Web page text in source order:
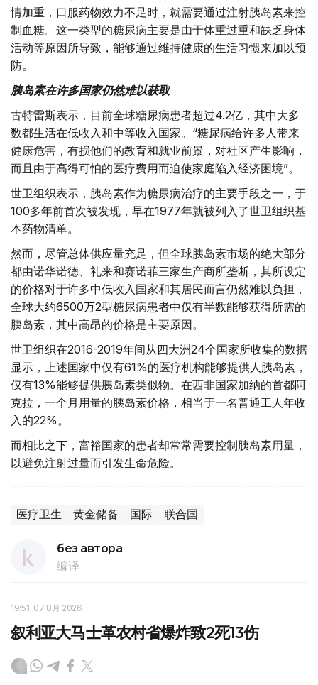
情加重，口服药物效力不足时，就需要通过注射胰岛素来控
制血糖。这一类型的糖尿病主要是由于体重过重和缺乏身体
活动等原因所导致，能够通过维持健康的生活习惯来加以预
防。
胰岛素在许多国家仍然难以获取
古特雷斯表示，目前全球糖尿病患者超过4.2亿，其中大多
数都生活在低收入和中等收入国家。“糖尿病给许多人带来
健康危害，有损他们的教育和就业前景，对社区产生影响，
而且由于高得可怕的医疗费用而迫使家庭陷入经济困境”。
世卫组织表示，胰岛素作为糖尿病治疗的主要手段之一，于
100多年前首次被发现，早在1977年就被列入了世卫组织基
本药物清单。
然而，尽管总体供应量充足，但全球胰岛素市场的绝大部分
都由诺华诺德、礼来和赛诺菲三家生产商所垄断，其所设定
的价格对于许多中低收入国家和其居民而言仍然难以负担，
全球大约6500万2型糖尿病患者中仅有半数能够获得所需的
胰岛素，其中高昂的价格是主要原因。
世卫组织在2016-2019年间从四大洲24个国家所收集的数据
显示，上述国家中仅有61%的医疗机构能够提供人胰岛素，
仅有13%能够提供胰岛素类似物。在西非国家加纳的首都阿
克拉，一个月用量的胰岛素价格，相当于一名普通工人年收
入的22%。
而相比之下，富裕国家的患者却常常需要控制胰岛素用量，
以避免注射过量而引发生命危险。
医疗卫生 黄金储备 国际 联合国
без автора
编译
19:51, 07 8月 2026
叙利亚大马士革农村省爆炸致2死13伤